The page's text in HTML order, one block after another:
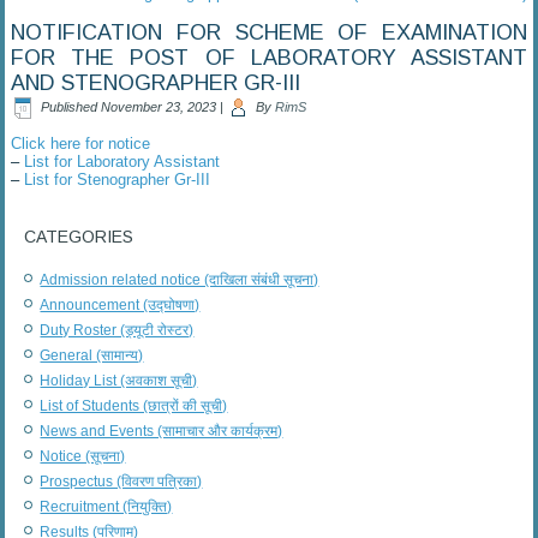
NOTIFICATION FOR SCHEME OF EXAMINATION
FOR THE POST OF LABORATORY ASSISTANT
AND STENOGRAPHER GR-III
Published November 23, 2023 | By RimS
Click here for notice
–
List for Laboratory Assistant
–
List for Stenographer Gr-III
CATEGORIES
Admission related notice (दाखिला संबंधी सूचना)
Announcement (उद्घोषणा)
Duty Roster (ड्यूटी रोस्टर)
General (सामान्य)
Holiday List (अवकाश सूची)
List of Students (छात्रों की सूची)
News and Events (सामाचार और कार्यक्रम)
Notice (सूचना)
Prospectus (विवरण पत्रिका)
Recruitment (नियुक्ति)
Results (परिणाम)